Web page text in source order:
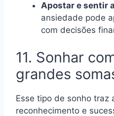
Apostar e sentir
ansiedade pode
com decisões
11. Sonhar
grandes
Esse tipo de sonho traz
reconhecimento e